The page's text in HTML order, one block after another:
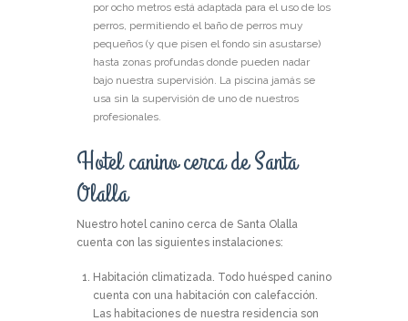
por ocho metros está adaptada para el uso de los
perros, permitiendo el baño de perros muy
pequeños (y que pisen el fondo sin asustarse)
hasta zonas profundas donde pueden nadar
bajo nuestra supervisión. La piscina jamás se
usa sin la supervisión de uno de nuestros
profesionales.
Hotel canino cerca de Santa
Olalla
Nuestro hotel canino cerca de Santa Olalla
cuenta con las siguientes instalaciones:
Habitación climatizada. Todo huésped canino
cuenta con una habitación con calefacción.
Las habitaciones de nuestra residencia son